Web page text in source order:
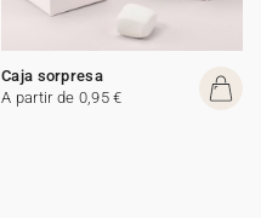
Caja sorpresa
A partir de 0,95 €